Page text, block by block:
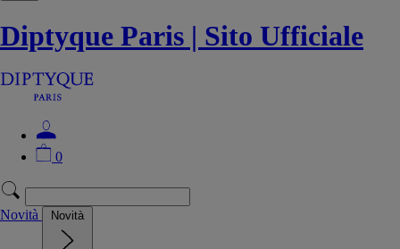
Diptyque Paris | Sito Ufficiale
0
Novità Novità